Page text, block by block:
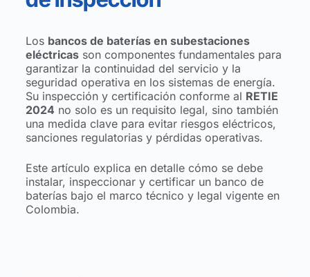
Los bancos de baterías en subestaciones
eléctricasson componentes fundamentales para
garantizar la continuidad del servicio y la
seguridad operativa en los sistemas de energía.
Su inspección y certificación conforme al RETIE
2024 no solo es un requisito legal, sino también
una medida clave para evitar riesgos eléctricos,
sanciones regulatorias y pérdidas operativas.
Este artículo explica en detalle cómo se debe
instalar, inspeccionar y certificar un banco de
baterías bajo el marco técnico y legal vigente en
Colombia.